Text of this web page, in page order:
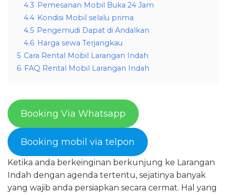
4.3 Pemesanan Mobil Buka 24 Jam
4.4 Kondisi Mobil selalu prima
4.5 Pengemudi Dapat di Andalkan
4.6 Harga sewa Terjangkau
5 Cara Rental Mobil Larangan Indah
6 FAQ Rental Mobil Larangan Indah
Booking Via Whatsapp
Booking mobil via telpon
Ketika anda berkeinginan berkunjung ke Larangan
Indah dengan agenda tertentu, sejatinya banyak
yang wajib anda persiapkan secara cermat. Hal yang